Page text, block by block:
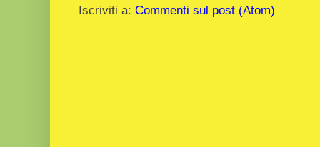
Iscriviti a: Commenti sul post (Atom)